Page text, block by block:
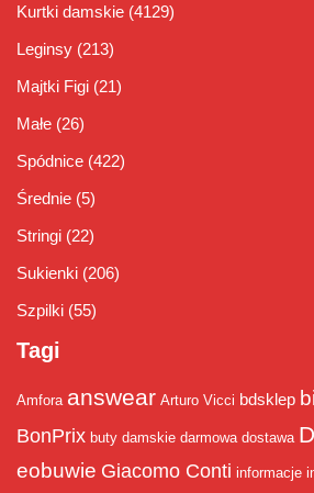
Kurtki damskie (4129)
Leginsy (213)
Majtki Figi (21)
Małe (26)
Spódnice (422)
Średnie (5)
Stringi (22)
Sukienki (206)
Szpilki (55)
Tagi
Amfora answear Arturo Vicci bdsklep
BonPrix buty damskie darmowa dostawa
eobuwie Giacomo Conti informacje